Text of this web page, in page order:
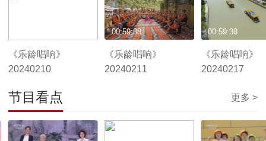
《乐龄唱响》
20240210
《乐龄唱响》
20240211
00:59:38
《乐龄唱响》
20240217
00:59:38
节目看点 更多 >